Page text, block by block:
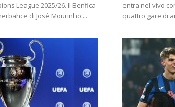
League 2025/26. Il Benfica
di José Mourinho:...
entra nel vivo
quattro gare di